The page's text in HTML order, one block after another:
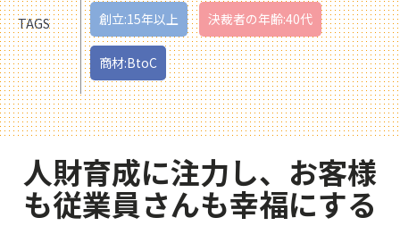
TAGS 創立:15年以上 決裁者の年齢:40代
商材:BtoC
人財育成に注力し、お客様
も従業員さんも幸福にする